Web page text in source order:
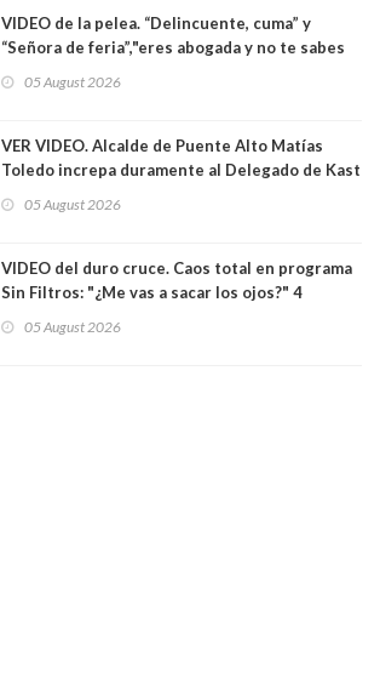
VIDEO de la pelea. “Delincuente, cuma” y
“Señora de feria”,"eres abogada y no te sabes
senadoras Camila Flores y Fabiola Campillai en
05 August 2026
VER VIDEO. Alcalde de Puente Alto Matías
Toledo increpa duramente al Delegado de Kast
delegado nuevamente arrancando"
05 August 2026
VIDEO del duro cruce. Caos total en programa
Sin Filtros: "¿Me vas a sacar los ojos?" 4
excarabinero que dejó ciego a Gustavo Gatica:
05 August 2026